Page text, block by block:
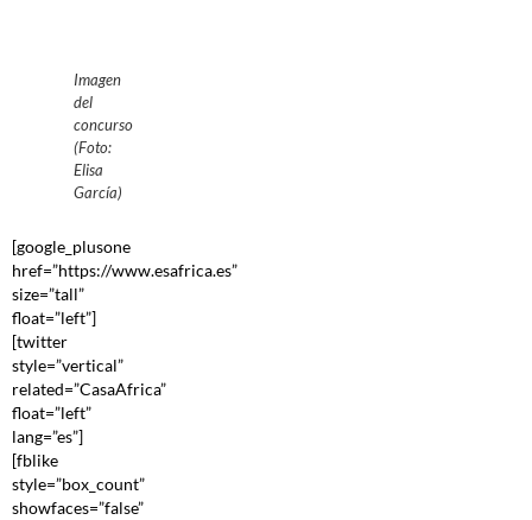
Imagen
del
concurso
(Foto:
Elisa
García)
[google_plusone
href=”https://www.esafrica.es”
size=”tall”
float=”left”]
[twitter
style=”vertical”
related=”CasaAfrica”
float=”left”
lang=”es”]
[fblike
style=”box_count”
showfaces=”false”